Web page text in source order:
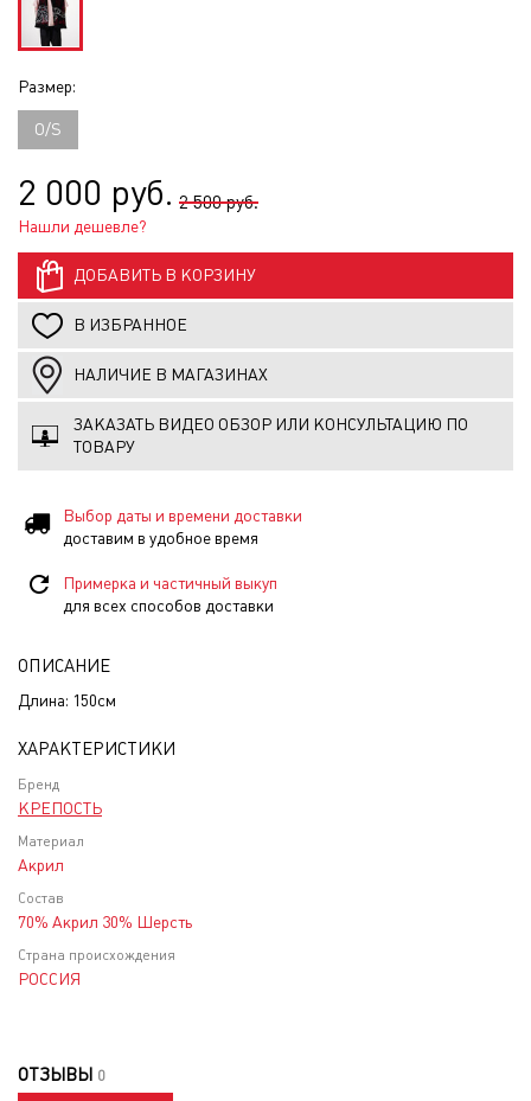
Размер:
O/S
2 000 руб. 2 500 руб.
Нашли дешевле?
ДОБАВИТЬ В КОРЗИНУ
В ИЗБРАННОЕ
НАЛИЧИЕ В МАГАЗИНАХ
ЗАКАЗАТЬ ВИДЕО ОБЗОР ИЛИ КОНСУЛЬТАЦИЮ ПО
ТОВАРУ
Выбор даты и времени доставки
доставим в удобное время
Примерка и частичный выкуп
для всех способов доставки
ОПИСАНИЕ
Длина: 150см
ХАРАКТЕРИСТИКИ
Бренд
КРЕПОСТЬ
Материал
Акрил
Состав
70% Акрил 30% Шерсть
Страна происхождения
РОССИЯ
ОТЗЫВЫ 0